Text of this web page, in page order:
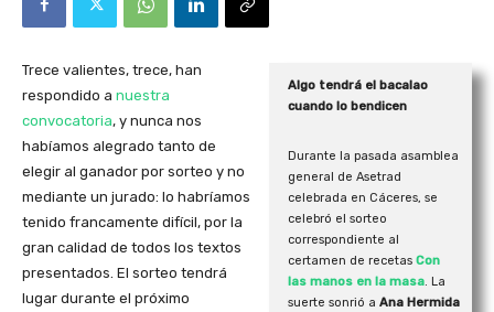
Algo tendrá el bacalao
cuando lo bendicen
Durante la pasada asamblea
general de Asetrad
celebrada en Cáceres, se
celebró el sorteo
correspondiente al
certamen de recetas Con
las manos en la masa. La
suerte sonrió a Ana Hermida
Trece valientes, trece, han
respondido a nuestra
convocatoria, y nunca nos
habíamos alegrado tanto de
elegir al ganador por sorteo y no
mediante un jurado: lo habríamos
tenido francamente difícil, por la
gran calidad de todos los textos
presentados. El sorteo tendrá
lugar durante el próximo